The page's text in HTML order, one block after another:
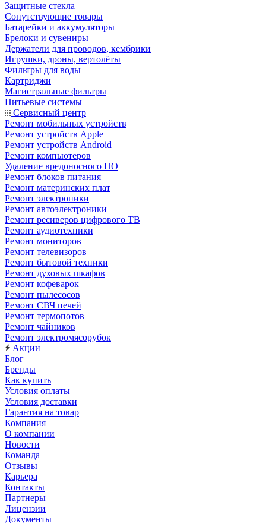
Защитные стекла
Сопутствующие товары
Батарейки и аккумуляторы
Брелоки и сувениры
Держатели для проводов, кембрики
Игрушки, дроны, вертолёты
Фильтры для воды
Картриджи
Магистральные фильтры
Питьевые системы
Сервисный центр
Ремонт мобильных устройств
Ремонт устройств Apple
Ремонт устройств Android
Ремонт компьютеров
Удаление вредоносного ПО
Ремонт блоков питания
Ремонт материнских плат
Ремонт электроники
Ремонт автоэлектроники
Ремонт ресиверов цифрового ТВ
Ремонт аудиотехники
Ремонт мониторов
Ремонт телевизоров
Ремонт бытовой техники
Ремонт духовых шкафов
Ремонт кофеварок
Ремонт пылесосов
Ремонт СВЧ печей
Ремонт термопотов
Ремонт чайников
Ремонт электромясорубок
Акции
Блог
Бренды
Как купить
Условия оплаты
Условия доставки
Гарантия на товар
Компания
О компании
Новости
Команда
Отзывы
Карьера
Контакты
Партнеры
Лицензии
Документы